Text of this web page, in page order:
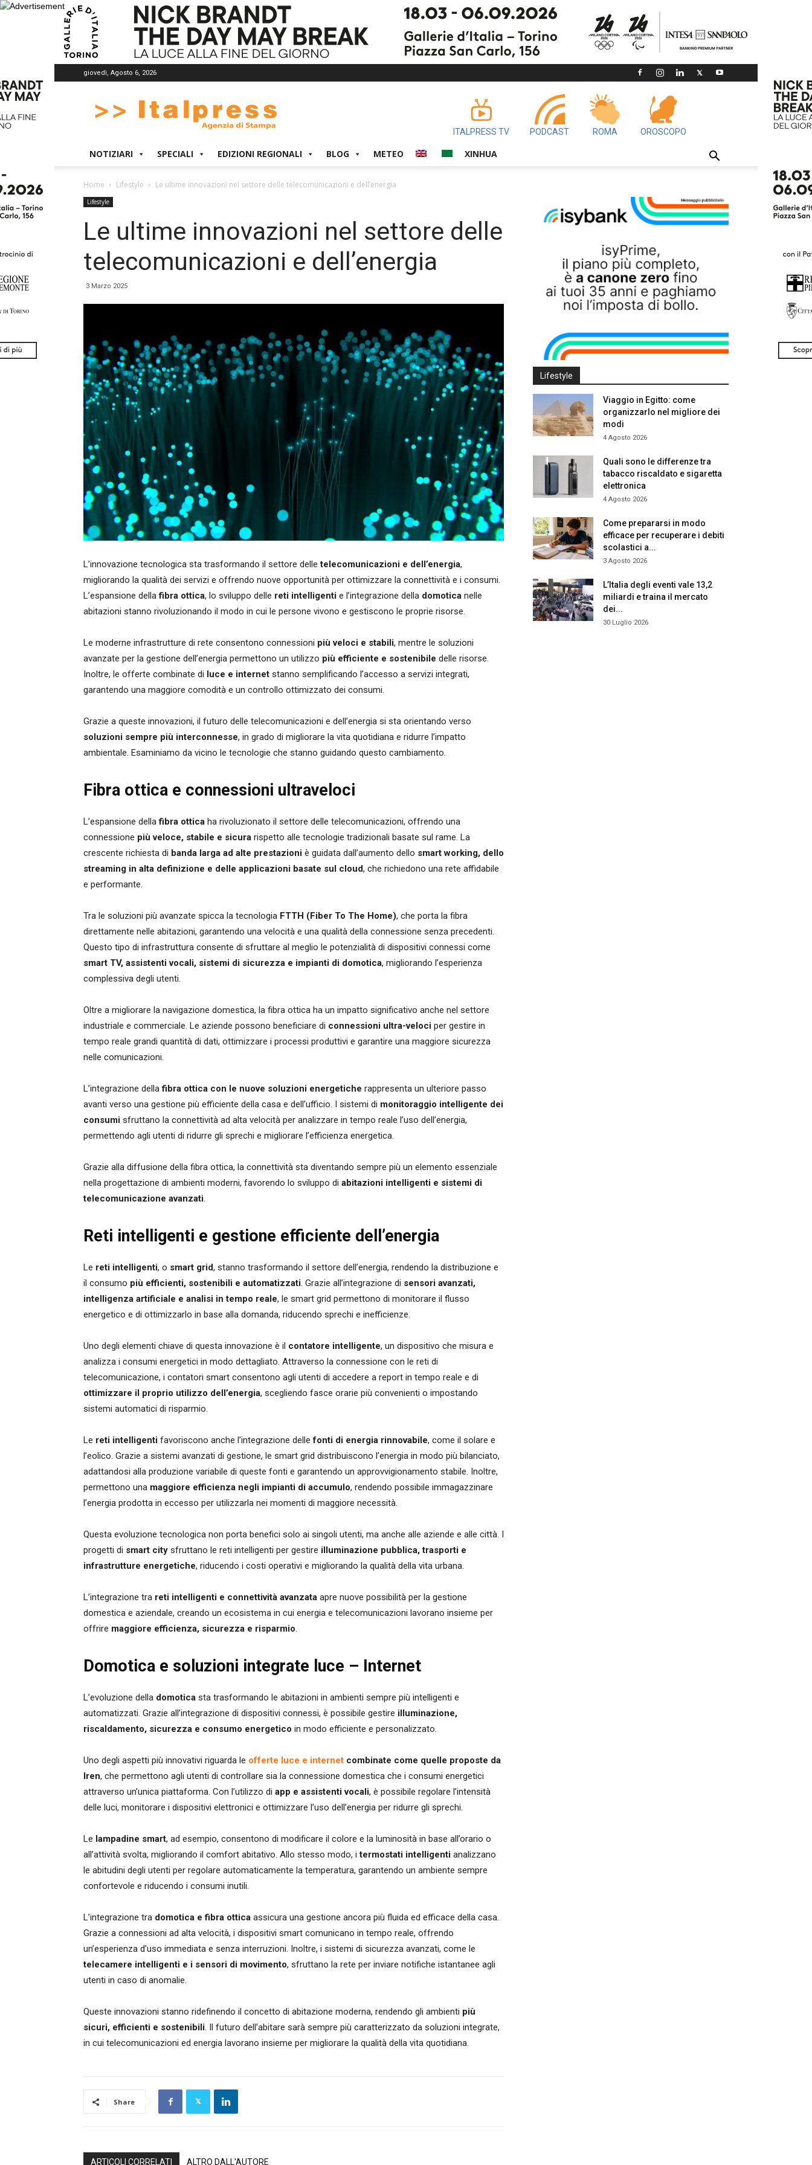
giovedì, Agosto 6, 2026
ITALPRESS TV PODCAST ROMA OROSCOPO
NOTIZIARI SPECIALI EDIZIONI REGIONALI BLOG METEO XINHUA
Home Lifestyle Le ultime innovazioni nel settore delle telecomunicazioni e dell’energia
Lifestyle
Le ultime innovazioni nel settore delle
telecomunicazioni e dell’energia
3 Marzo 2025
L’innovazione tecnologica sta trasformando il settore delletelecomunicazioni e dell’energia,
migliorando la qualità dei servizi e offrendo nuove opportunità per ottimizzare la connettività e i consumi.
L’espansione dellafibra ottica, lo sviluppo delle reti intelligenti e l’integrazione della domotica nelle
abitazioni stanno rivoluzionando il modo in cui le persone vivono e gestiscono le proprie risorse.
Le moderne infrastrutture di rete consentono connessioni più veloci e stabili, mentre le soluzioni
avanzate per la gestione dell’energia permettono un utilizzo più efficiente e sostenibile delle risorse.
Inoltre, le offerte combinate di luce e internet stanno semplificando l’accesso a servizi integrati,
garantendo una maggiore comodità e un controllo ottimizzato dei consumi.
Grazie a queste innovazioni, il futuro delle telecomunicazioni e dell’energia si sta orientando verso
soluzioni sempre più interconnesse, in grado di migliorare la vita quotidiana e ridurre l’impatto
ambientale. Esaminiamo da vicino le tecnologie che stanno guidando questo cambiamento.
Fibra ottica e connessioni ultraveloci
L’espansione dellafibra ottica ha rivoluzionato il settore delle telecomunicazioni, offrendo una
connessione più veloce, stabile e sicura rispetto alle tecnologie tradizionali basate sul rame. La
crescente richiesta di banda larga ad alte prestazioni è guidata dall’aumento dello smart working, dello
streaming in alta definizione e delle applicazioni basate sul cloud, che richiedono una rete affidabile
e performante.
Tra le soluzioni più avanzate spicca la tecnologia FTTH (Fiber To The Home), che porta la fibra
direttamente nelle abitazioni, garantendo una velocità e una qualità della connessione senza precedenti.
Questo tipo di infrastruttura consente di sfruttare al meglio le potenzialità di dispositivi connessi come
smart TV, assistenti vocali, sistemi di sicurezza e impianti di domotica, migliorando l’esperienza
complessiva degli utenti.
Oltre a migliorare la navigazione domestica, la fibra ottica ha un impatto significativo anche nel settore
industriale e commerciale. Le aziende possono beneficiare di connessioni ultra-veloci per gestire in
tempo reale grandi quantità di dati, ottimizzare i processi produttivi e garantire una maggiore sicurezza
nelle comunicazioni.
L’integrazione dellafibra ottica con le nuove soluzioni energetiche rappresenta un ulteriore passo
avanti verso una gestione più efficiente della casa e dell’ufficio. I sistemi di monitoraggio intelligente dei
consumi sfruttano la connettività ad alta velocità per analizzare in tempo reale l’uso dell’energia,
permettendo agli utenti di ridurre gli sprechi e migliorare l’efficienza energetica.
Grazie alla diffusione della fibra ottica, la connettività sta diventando sempre più un elemento essenziale
nella progettazione di ambienti moderni, favorendo lo sviluppo di abitazioni intelligenti e sistemi di
telecomunicazione avanzati.
Reti intelligenti e gestione efficiente dell’energia
Le reti intelligenti, o smart grid, stanno trasformando il settore dell’energia, rendendo la distribuzione e
il consumo più efficienti, sostenibili e automatizzati. Grazie all’integrazione di sensori avanzati,
intelligenza artificiale e analisi in tempo reale, le smart grid permettono di monitorare il flusso
energetico e di ottimizzarlo in base alla domanda, riducendo sprechi e inefficienze.
Uno degli elementi chiave di questa innovazione è il contatore intelligente, un dispositivo che misura e
analizza i consumi energetici in modo dettagliato. Attraverso la connessione con le reti di
telecomunicazione, i contatori smart consentono agli utenti di accedere a report in tempo reale e di
ottimizzare il proprio utilizzo dell’energia, scegliendo fasce orarie più convenienti o impostando
sistemi automatici di risparmio.
Le reti intelligenti favoriscono anche l’integrazione dellefonti di energia rinnovabile, come il solare e
l’eolico. Grazie a sistemi avanzati di gestione, le smart grid distribuiscono l’energia in modo più bilanciato,
adattandosi alla produzione variabile di queste fonti e garantendo un approvvigionamento stabile. Inoltre,
permettono una maggiore efficienza negli impianti di accumulo, rendendo possibile immagazzinare
l’energia prodotta in eccesso per utilizzarla nei momenti di maggiore necessità.
Questa evoluzione tecnologica non porta benefici solo ai singoli utenti, ma anche alle aziende e alle città. I
progetti di smart city sfruttano le reti intelligenti per gestire illuminazione pubblica, trasporti e
infrastrutture energetiche, riducendo i costi operativi e migliorando la qualità della vita urbana.
L’integrazione tra reti intelligenti e connettività avanzata apre nuove possibilità per la gestione
domestica e aziendale, creando un ecosistema in cui energia e telecomunicazioni lavorano insieme per
offrire maggiore efficienza, sicurezza e risparmio.
Domotica e soluzioni integrate luce – Internet
L’evoluzione della domotica sta trasformando le abitazioni in ambienti sempre più intelligenti e
automatizzati. Grazie all’integrazione di dispositivi connessi, è possibile gestire illuminazione,
riscaldamento, sicurezza e consumo energetico in modo efficiente e personalizzato.
Uno degli aspetti più innovativi riguarda le offerte luce e internet combinate come quelle proposte da
Iren, che permettono agli utenti di controllare sia la connessione domestica che i consumi energetici
attraverso un’unica piattaforma. Con l’utilizzo di app e assistenti vocali, è possibile regolare l’intensità
delle luci, monitorare i dispositivi elettronici e ottimizzare l’uso dell’energia per ridurre gli sprechi.
Le lampadine smart, ad esempio, consentono di modificare il colore e la luminosità in base all’orario o
all’attività svolta, migliorando il comfort abitativo. Allo stesso modo, itermostati intelligenti analizzano
le abitudini degli utenti per regolare automaticamente la temperatura, garantendo un ambiente sempre
confortevole e riducendo i consumi inutili.
L’integrazione tra domotica e fibra ottica assicura una gestione ancora più fluida ed efficace della casa.
Grazie a connessioni ad alta velocità, i dispositivi smart comunicano in tempo reale, offrendo
un’esperienza d’uso immediata e senza interruzioni. Inoltre, i sistemi di sicurezza avanzati, come le
telecamere intelligenti e i sensori di movimento, sfruttano la rete per inviare notifiche istantanee agli
utenti in caso di anomalie.
Queste innovazioni stanno ridefinendo il concetto di abitazione moderna, rendendo gli ambienti più
sicuri, efficienti e sostenibili. Il futuro dell’abitare sarà sempre più caratterizzato da soluzioni integrate,
in cui telecomunicazioni ed energia lavorano insieme per migliorare la qualità della vita quotidiana.
Share
ARTICOLI CORRELATI ALTRO DALL'AUTORE
Lifestyle
Viaggio in Egitto: come
organizzarlo nel migliore dei
modi
4 Agosto 2026
Quali sono le differenze tra
tabacco riscaldato e sigaretta
elettronica
4 Agosto 2026
Come prepararsi in modo
efficace per recuperare i debiti
scolastici a...
3 Agosto 2026
L’Italia degli eventi vale 13,2
miliardi e traina il mercato
dei...
30 Luglio 2026